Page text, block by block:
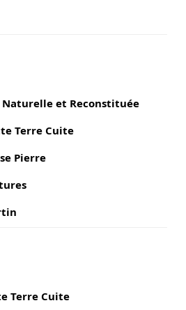
et Reconstituée
Terre Cuite
Pierre
Terre Cuite